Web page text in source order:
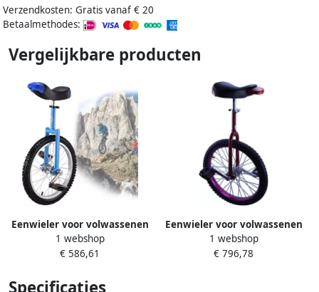
Verzendkosten: Gratis vanaf € 20
Betaalmethodes:
Vergelijkbare producten
Eenwieler voor volwassenen
Balansfiets oefenfiets
Evenwicht ontwikkelen
wiel Blauw
1 webshop
€ 586,61
Eenwieler voor volwassenen
Balansfiets Evenwicht
trainen Antislip banden en
1 webshop
€ 796,78
Specificaties